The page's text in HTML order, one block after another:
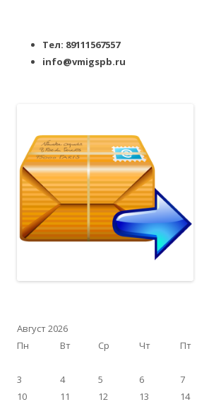
Тел: 89111567557
info@vmigspb.ru
Август 2026
Пн
Вт Ср Чт Пт
3
4 5 6 7
10
11 12 13 14